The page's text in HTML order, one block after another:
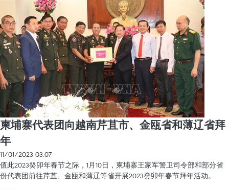
柬埔寨代表团向越南芹苴市、金瓯省和薄辽省拜
年
11/01/2023 03:07
值此2023癸卯年春节之际，1月10日，柬埔寨王家军警卫司令部和部分省
份代表团前往芹苴、金瓯和薄辽等省开展2023癸卯年春节拜年活动。